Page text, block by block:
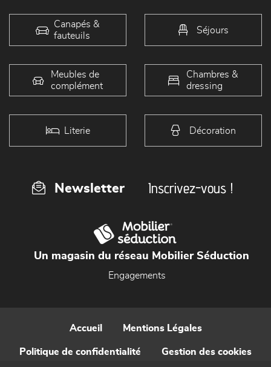
Canapés &
fauteuils
Séjours
Meubles de
complément
Chambres &
dressing
Literie Décoration
Newsletter Inscrivez-vous !
Un magasin du réseau Mobilier Séduction
Engagements
Accueil Mentions Légales
Politique de confidentialité Gestion des cookies